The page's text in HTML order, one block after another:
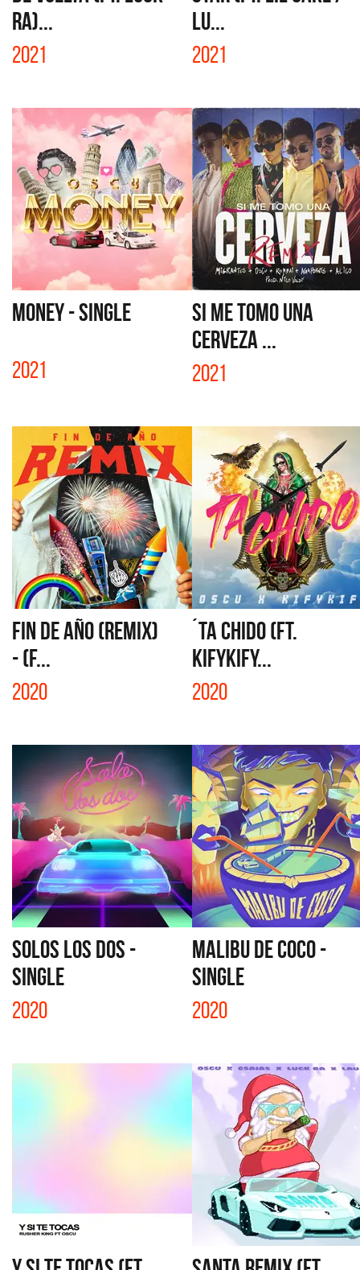
RA)...
2021
LU...
2021
MONEY - SINGLE
2021
SI ME TOMO UNA
CERVEZA ...
2021
FIN DE AÑO (REMIX)
- (F...
2020
´TA CHIDO (FT.
KIFYKIFY...
2020
SOLOS LOS DOS -
SINGLE
2020
MALIBU DE COCO -
SINGLE
2020